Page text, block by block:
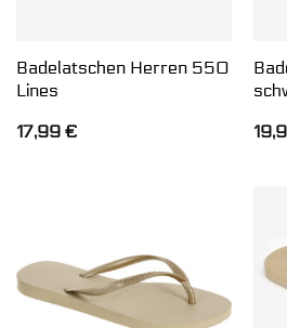
Badelatschen Herren 550
Lines
17,99 €